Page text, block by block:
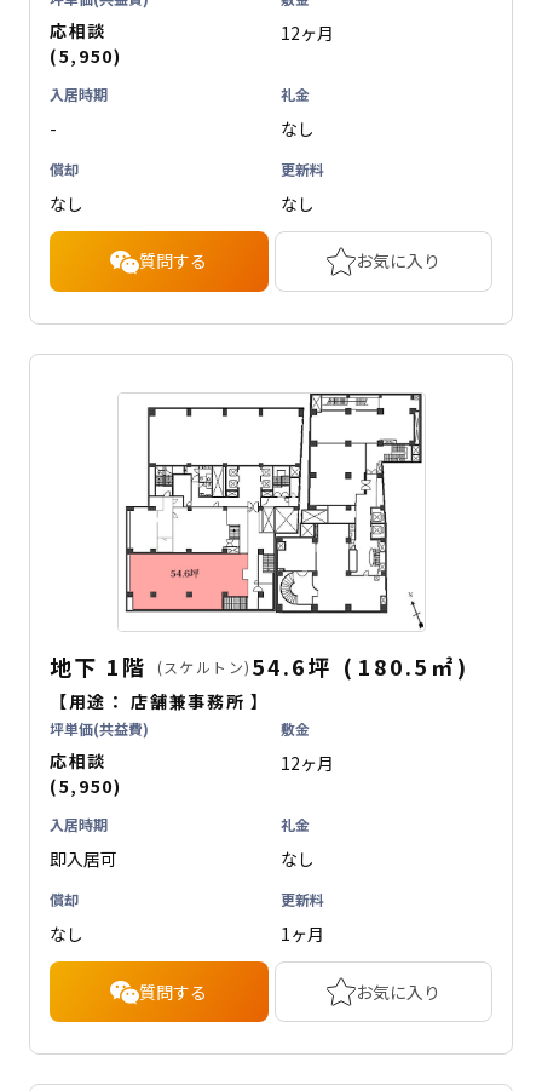
応相談
(5,950)
12ヶ月
入居時期
-
礼金
なし
償却
なし
更新料
なし
質問する お気に入り
地下 1階 (スケルトン) 54.6坪 ( 180.5 ㎡)
【用途：店舗兼事務所 】
坪単価(共益費)
応相談
(5,950)
敷金
12ヶ月
入居時期
即入居可
礼金
なし
償却
なし
更新料
1ヶ月
質問する お気に入り